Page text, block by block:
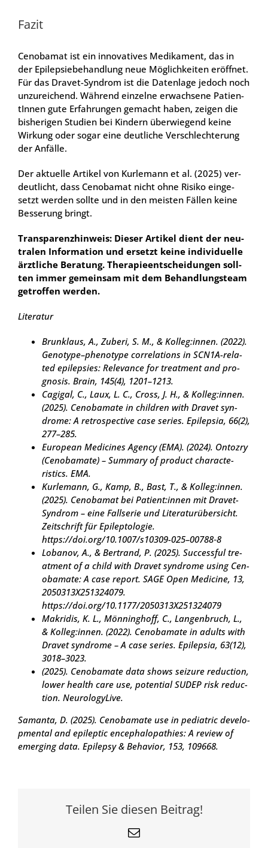
Fazit
Cen­oba­mat ist ein inno­va­ti­ves Medi­ka­ment, das in
der Epi­lep­sie­be­hand­lung neue Mög­lich­kei­ten eröff­net.
Für das Dra­vet-Syn­drom ist die Daten­la­ge jedoch noch
unzu­rei­chend. Wäh­rend ein­zel­ne erwach­se­ne Pati­en­
tIn­nen gute Erfah­run­gen gemacht haben, zei­gen die
bis­he­ri­gen Stu­di­en bei Kin­dern über­wie­gend kei­ne
Wir­kung oder sogar eine deut­li­che Ver­schlech­te­rung
der Anfäl­le.
Der aktu­el­le Arti­kel von Kur­le­mann et al. (2025) ver­
deut­licht, dass Cen­oba­mat nicht ohne Risi­ko ein­ge­
setzt wer­den soll­te und in den meis­ten Fäl­len kei­ne
Bes­se­rung bringt.
Trans­pa­renz­hin­weis: Die­ser Arti­kel dient der neu­
tra­len Infor­ma­ti­on und ersetzt kei­ne indi­vi­du­el­le
ärzt­li­che Bera­tung. The­ra­pie­ent­schei­dun­gen soll­
ten immer gemein­sam mit dem Behand­lungs­team
getrof­fen wer­den.
Lite­ra­tur
Brun­klaus, A., Zube­ri, S. M., & Kolleg:innen. (2022).
Genotype–phenotype cor­re­la­ti­ons in SCN1A-rela­
ted epi­lep­sies: Rele­van­ce for tre­at­ment and pro­
gno­sis. Brain, 145(4), 1201–1213.
Cagi­gal, C., Laux, L. C., Cross, J. H., & Kolleg:innen.
(2025). Cen­oba­mate in child­ren with Dra­vet syn­
dro­me: A retro­s­pec­ti­ve case series. Epi­lep­sia, 66(2),
277–285.
Euro­pean Medi­ci­nes Agen­cy (EMA). (2024). Ontoz­ry
(Cen­oba­mate) – Sum­ma­ry of pro­duct cha­rac­te­
ristics. EMA.
Kur­le­mann, G., Kamp, B., Bast, T., & Kolleg:innen.
(2025). Cen­oba­mat bei Patient:innen mit Dra­vet-
Syn­drom – eine Fall­se­rie und Lite­ra­tur­über­sicht.
Zeit­schrift für Epi­lep­to­lo­gie.
https://doi.org/10.1007/s10309-025–00788‑8
Loba­nov, A., & Bert­rand, P. (2025). Suc­cessful tre­
at­ment of a child with Dra­vet syn­dro­me using Cen­
oba­mate: A case report. SAGE Open Medi­ci­ne, 13,
2050313X251324079.
https://doi.org/10.1177/2050313X251324079
Makri­dis, K. L., Mön­ning­hoff, C., Lan­gen­bruch, L.,
& Kolleg:innen. (2022). Cen­oba­mate in adults with
Dra­vet syn­dro­me – A case series. Epi­lep­sia, 63(12),
3018–3023.
(2025). Cen­oba­mate data shows sei­zu­re reduc­tion,
lower health care use, poten­ti­al SUDEP risk reduc­
tion. Neu­ro­lo­gy­Li­ve.
Saman­ta, D. (2025). Cen­oba­mate use in pedia­tric deve­lo­
p­men­tal and epi­lep­tic ence­pha­lo­pa­thies: A review of
emer­ging data. Epi­le­psy & Beha­vi­or, 153, 109668.
Teilen Sie diesen Beitrag!
E-